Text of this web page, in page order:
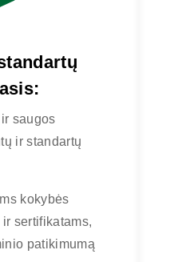
saugos
ir standartų
kokybės
sertifikatams,
patikimumą